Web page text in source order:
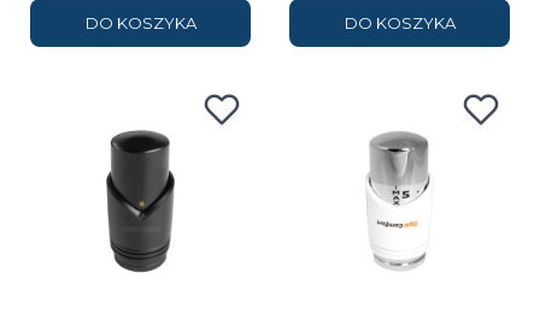
DO KOSZYKA DO KOSZYKA